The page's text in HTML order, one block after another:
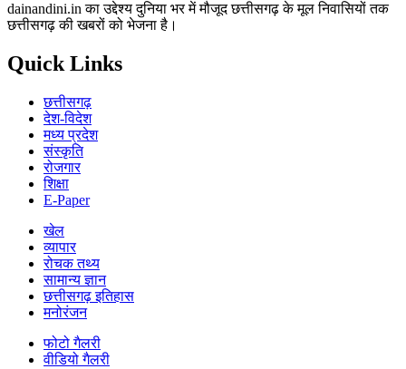
dainandini.in का उद्देश्य दुनिया भर में मौजूद छत्तीसगढ़ के मूल निवासियों तक
छत्तीसगढ़ की खबरों को भेजना है।
Quick Links
छत्तीसगढ़
देश-विदेश
मध्य प्रदेश
संस्कृति
रोजगार
शिक्षा
E-Paper
खेल
व्यापार
रोचक तथ्य
सामान्य ज्ञान
छत्तीसगढ़ इतिहास
मनोरंजन
फोटो गैलरी
वीडियो गैलरी